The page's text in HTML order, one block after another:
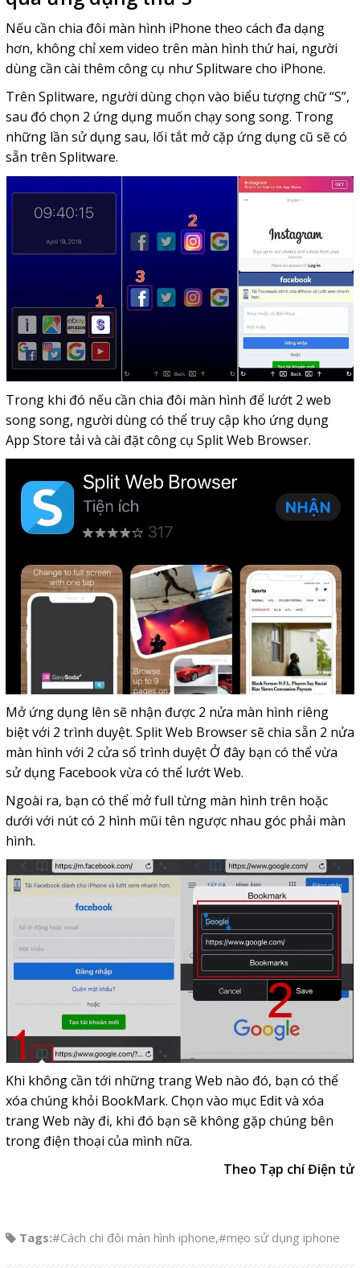
Nếu cần chia đôi màn hình iPhone theo cách đa dạng
hơn, không chỉ xem video trên màn hình thứ hai, người
dùng cần cài thêm công cụ như Splitware cho iPhone.
Trên Splitware, người dùng chọn vào biểu tượng chữ “S”,
sau đó chọn 2 ứng dụng muốn chạy song song. Trong
những lần sử dụng sau, lối tắt mở cặp ứng dụng cũ sẽ có
sẵn trên Splitware.
Trong khi đó nếu cần chia đôi màn hình để lướt 2 web
song song, người dùng có thể truy cập kho ứng dụng
App Store tải và cài đặt công cụ Split Web Browser.
Mở ứng dụng lên sẽ nhận được 2 nửa màn hình riêng
biệt với 2 trình duyệt. Split Web Browser sẽ chia sẵn 2 nửa
màn hình với 2 cửa sổ trình duyệt Ở đây bạn có thể vừa
sử dụng Facebook vừa có thể lướt Web.
Ngoài ra, bạn có thể mở full từng màn hình trên hoặc
dưới với nút có 2 hình mũi tên ngược nhau góc phải màn
hình.
Khi không cần tới những trang Web nào đó, bạn có thể
xóa chúng khỏi BookMark. Chọn vào mục Edit và xóa
trang Web này đi, khi đó bạn sẽ không gặp chúng bên
trong điện thoại của mình nữa.
Theo Tạp chí Điện tử
Tags:#Cách chi đôi màn hình iphone,#mẹo sử dụng iphone